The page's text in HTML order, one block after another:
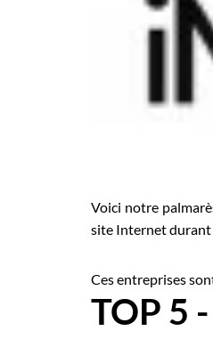
Publiez une offre d'emploi
Voici notre
site Internet durant
Ces entreprises
TOP 5